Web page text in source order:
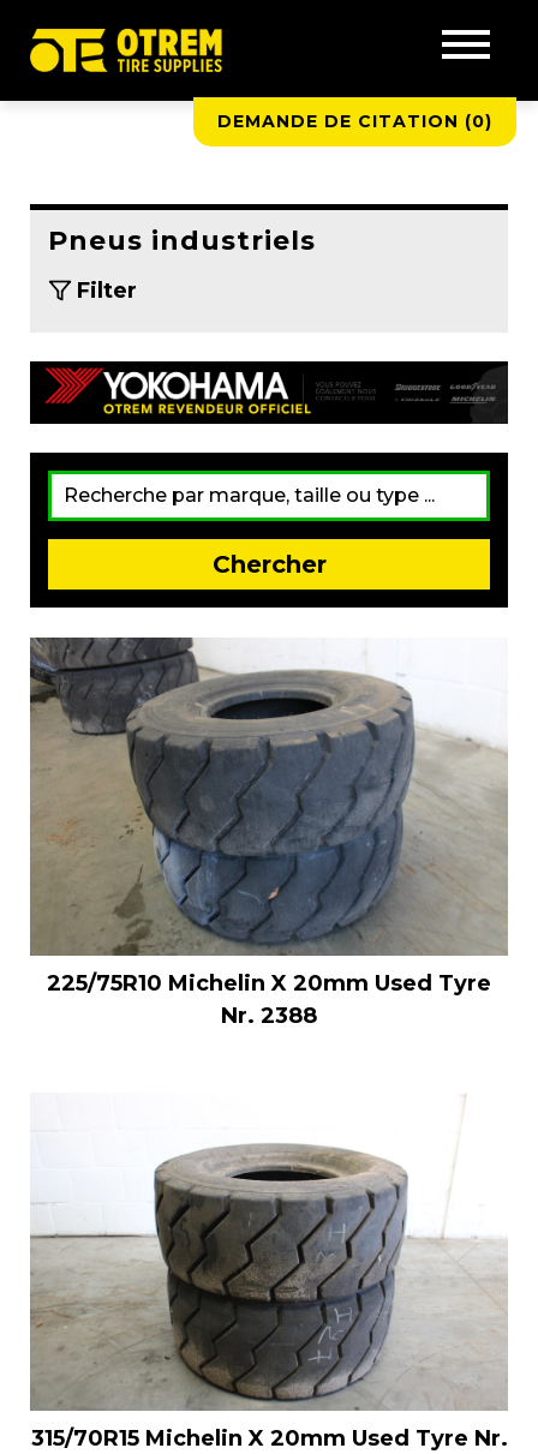
DEMANDE DE CITATION (0)
Pneus industriels
Filter
225/75R10 Michelin X 20mm Used Tyre
Nr. 2388
315/70R15 Michelin X 20mm Used Tyre Nr.